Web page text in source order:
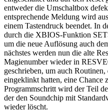
entweder die Umschaltbox
entsprechende Meldung wird
einem Tastendruck beendet. In
durch die XBIOS-Funktion
um die neue Auflösung auch
nächstes werden nun die alte
Magienumber wieder in
geschrieben, um auch
eingeklinkt hatten, eine Chance
Programmschritt wird der Teil
der den Soundchip mit
wieder löscht.